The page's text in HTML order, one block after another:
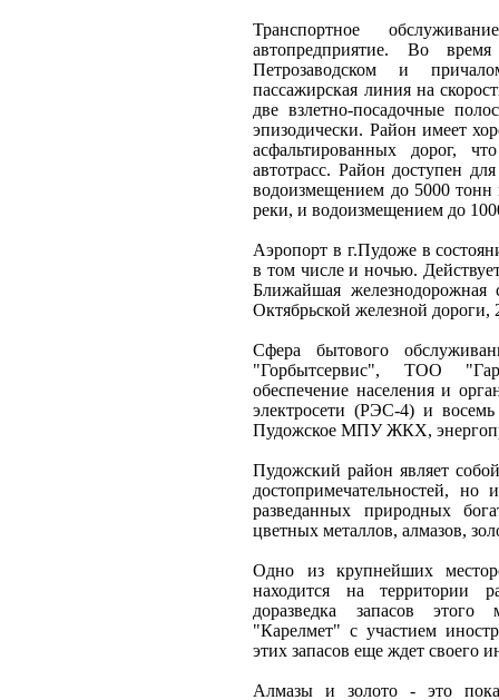
Транспортное
автопредприятие. Во
Петрозаводском и
пассажирская линия на
две взлетно-посадочные
эпизодически. Район имеет
асфальтированных дорог,
автотрасс. Район доступен
водоизмещением до 5000
реки, и водоизмещением до
Аэропорт в г.Пудоже в
в том числе и ночью.
Ближайшая железнодорожная
Октябрьской железной
Сфера бытового
"Горбытсервис", ТОО
обеспечение населения и
электросети (РЭС-4) и
Пудожское МПУ ЖКХ,
Пудожский район являет
достопримечательностей, но
разведанных природных
цветных металлов, алмазов,
Одно из крупнейших
находится на территории
доразведка запасов
"Карелмет" с участием
этих запасов еще ждет своего
Алмазы и золото - это